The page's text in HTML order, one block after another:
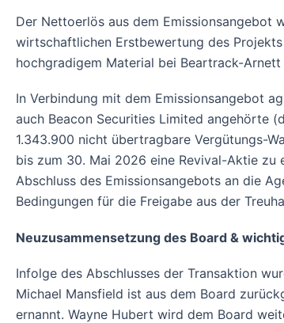
Der Nettoerlös aus dem Emissionsangebot
wirtschaftlichen Erstbewertung des
hochgradigem Material bei Beartrack-
In Verbindung mit dem Emissionsangebot
auch Beacon Securities Limited angehörte
1.343.900 nicht übertragbare Vergütungs-
bis zum 30. Mai 2026 eine Revival-Aktie zu
Abschluss des Emissionsangebots an die
Bedingungen für die Freigabe aus der
Neuzusammensetzung des Board &
Infolge des Abschlusses der Transaktion
Michael Mansfield ist aus dem Board
ernannt. Wayne Hubert wird dem Board